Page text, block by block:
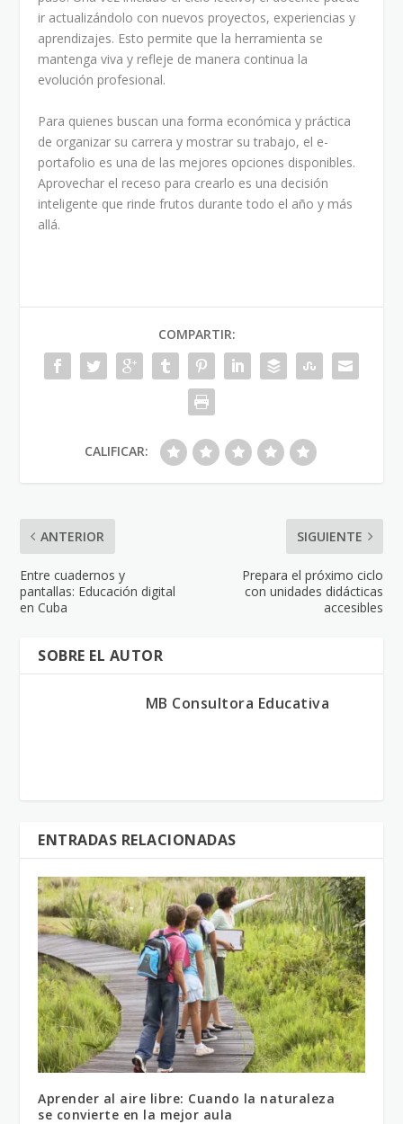
ir actualizándolo con nuevos proyectos, experiencias y
aprendizajes. Esto permite que la herramienta se
mantenga viva y refleje de manera continua la
evolución profesional.
Para quienes buscan una forma económica y práctica
de organizar su carrera y mostrar su trabajo, el e-
portafolio es una de las mejores opciones disponibles.
Aprovechar el receso para crearlo es una decisión
inteligente que rinde frutos durante todo el año y más
allá.
COMPARTIR:
CALIFICAR:
ANTERIOR
Entre cuadernos y
pantallas: Educación digital
en Cuba
SIGUIENTE
Prepara el próximo ciclo
con unidades didácticas
accesibles
SOBRE EL AUTOR
MB Consultora Educativa
ENTRADAS RELACIONADAS
Aprender al aire libre: Cuando la naturaleza
se convierte en la mejor aula